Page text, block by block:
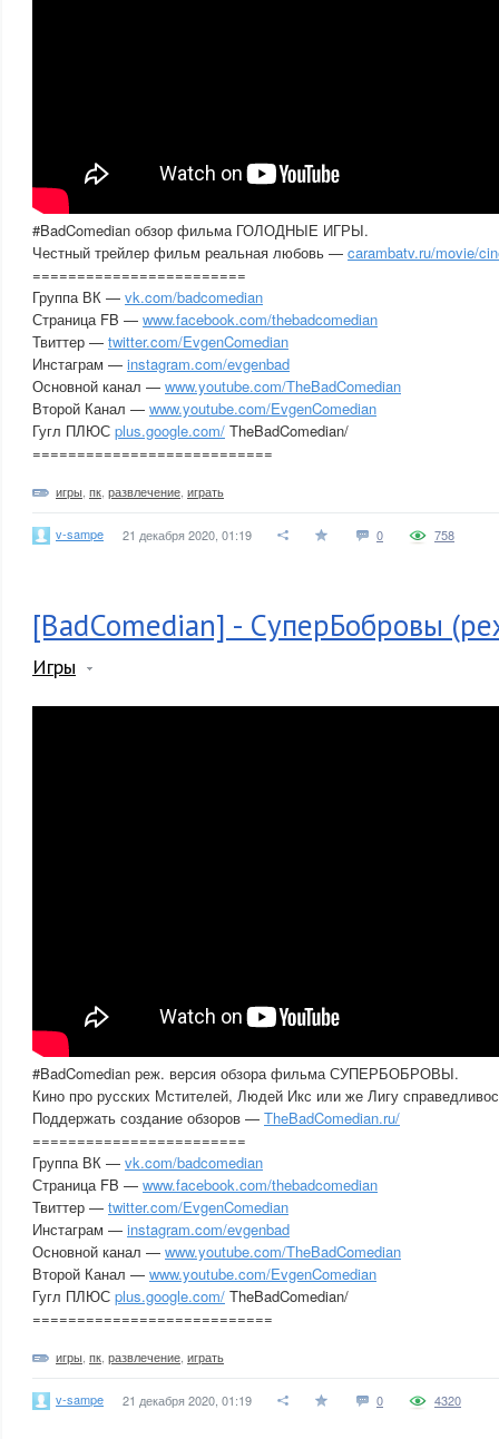
#BadComedian обзор фильма ГОЛОДНЫЕ ИГРЫ.
Честный трейлер фильм реальная любовь — carambatv.ru/movie/
========================
Группа ВК — vk.com/badcomedian
Страница FB — www.facebook.com/thebadcomedian
Твиттер — twitter.com/EvgenComedian
Инстаграм — instagram.com/evgenbad
Основной канал — www.youtube.com/TheBadComedian
Второй Канал — www.youtube.com/EvgenComedian
Гугл ПЛЮС plus.google.com/ TheBadComedian/
===========================
игры пк развлечение играть
v-sampe 21 декабря 2020, 01:19 0 758
[BadComedian] - СуперБобровы
Игры
#BadComedian реж. версия обзора фильма СУПЕРБОБРОВЫ.
Кино про русских Мстителей, Людей Икс или же Лигу
Поддержать создание обзоров — TheBadComedian.ru/
========================
Группа ВК — vk.com/badcomedian
Страница FB — www.facebook.com/thebadcomedian
Твиттер — twitter.com/EvgenComedian
Инстаграм — instagram.com/evgenbad
Основной канал — www.youtube.com/TheBadComedian
Второй Канал — www.youtube.com/EvgenComedian
Гугл ПЛЮС plus.google.com/ TheBadComedian/
===========================
игры пк развлечение играть
v-sampe 21 декабря 2020, 01:19 0 4320